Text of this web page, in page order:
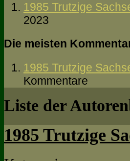
1985 Trutzige
2023
Die meisten
1985 Trutzige
Kommentare
Liste der
1985 Trutzige